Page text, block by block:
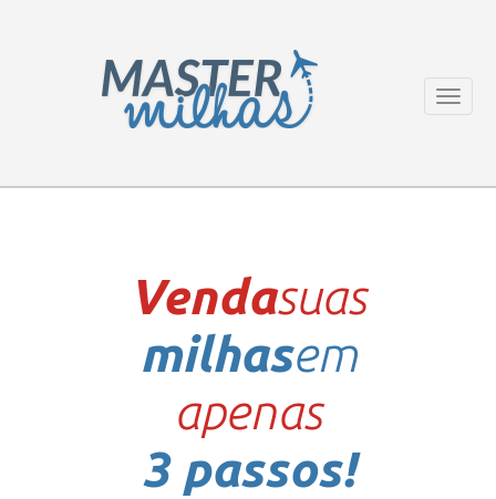
Menu
Vendasuas
milhasem
apenas
3 passos!